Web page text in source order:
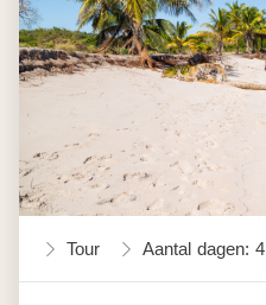
Tour Aantal dagen: 4